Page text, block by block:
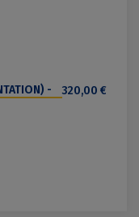
-
320,00 €